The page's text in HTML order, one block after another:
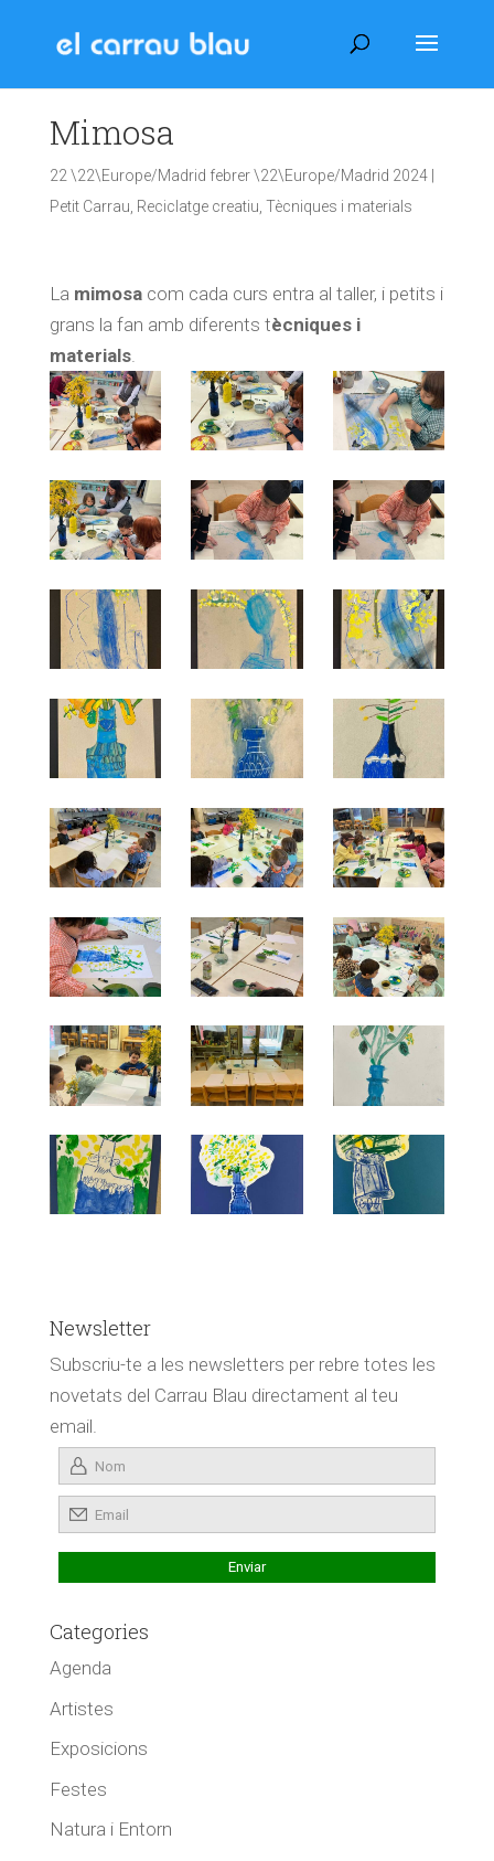
Mimosa
22 \22\Europe/Madrid febrer \22\Europe/Madrid 2024|
Petit Carrau Reciclatge creatiu Tècniques i materials
La mimosacom cada curs entra al taller, i petits i
grans la fan amb diferents tècniques i
materials.
Newsletter
Subscriu-te a les newsletters per rebre totes les
novetats del Carrau Blau directament al teu
email.
Categories
Agenda
Artistes
Exposicions
Festes
Natura i Entorn